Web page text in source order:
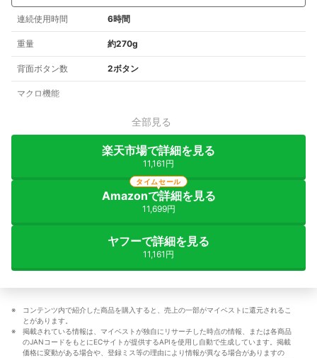
連続使用時間 6時間
重量 約270g
背面ボタン数 2ボタン
マクロ機能
全部見る
楽天市場で詳細を見る
11,161円
Amazonで詳細を見る
11,699円
タイムセール
ヤフーで詳細を見る
11,161円
コンテンツ内で紹介した商品を購入すると、売上の一部がマイベストに還元されるこ
とがあります。
掲載されている情報は、マイベストが独自にリサーチした時点の情報、または各商品
のJANコードをもとにECサイトが提供するAPIを使用し自動で生成しています。掲載
価格に変動がある場合や、登録ミス等の理由により情報が異なる場合がありますの